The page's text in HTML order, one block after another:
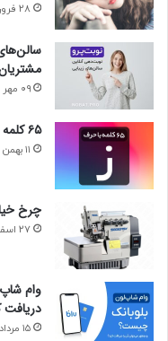
۲۸ فروردین ۱۴۰۳
۰۹ مهر ۱۴۰۴
۶۵ کلمه با ز برای کلاس اول و دوم (ویدیو و شعر)
۱۱ بهمن ۱۴۰۲
چرخ
۲۷ اسفند ۱۴۰۲
وام
دریافت
۱۵ مرداد ۱۴۰۴